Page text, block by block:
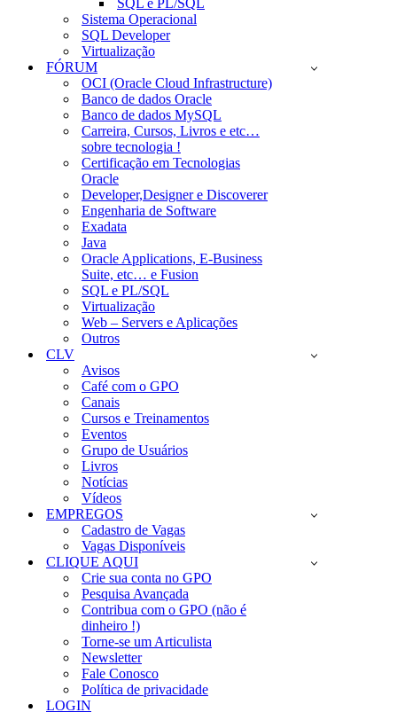
SQL e PL/SQL
Sistema Operacional
SQL Developer
Virtualização
FÓRUM
OCI (Oracle Cloud Infrastructure)
Banco de dados Oracle
Banco de dados MySQL
Carreira, Cursos, Livros e etc…
sobre tecnologia !
Certificação em Tecnologias
Oracle
Developer,Designer e Discoverer
Engenharia de Software
Exadata
Java
Oracle Applications, E-Business
Suite, etc… e Fusion
SQL e PL/SQL
Virtualização
Web – Servers e Aplicações
Outros
CLV
Avisos
Café com o GPO
Canais
Cursos e Treinamentos
Eventos
Grupo de Usuários
Livros
Notícias
Vídeos
EMPREGOS
Cadastro de Vagas
Vagas Disponíveis
CLIQUE AQUI
Crie sua conta no GPO
Pesquisa Avançada
Contribua com o GPO (não é
dinheiro !)
Torne-se um Articulista
Newsletter
Fale Conosco
Política de privacidade
LOGIN